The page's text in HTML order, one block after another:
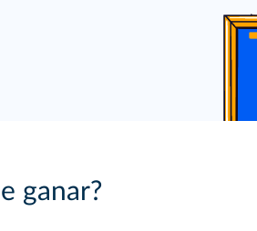
ganar?